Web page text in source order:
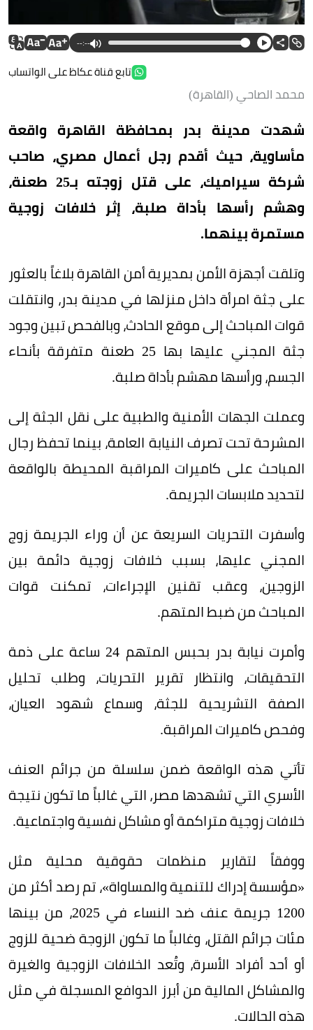
--:--
تابع قناة عكاظ على الواتساب
محمد الصاحي (القاهرة)
شهدت مدينة بدر بمحافظة القاهرة واقعة
مأساوية، حيث أقدم رجل أعمال مصري، صاحب
شركة سيراميك، على قتل زوجته بـ25 طعنة،
وهشم رأسها بأداة صلبة، إثر خلافات زوجية
مستمرة بينهما.
وتلقت أجهزة الأمن بمديرية أمن القاهرة بلاغاً بالعثور
على جثة امرأة داخل منزلها في مدينة بدر، وانتقلت
قوات المباحث إلى موقع الحادث، وبالفحص تبين وجود
جثة المجني عليها بها 25 طعنة متفرقة بأنحاء
الجسم، ورأسها مهشم بأداة صلبة.
وعملت الجهات الأمنية والطبية على نقل الجثة إلى
المشرحة تحت تصرف النيابة العامة، بينما تحفظ رجال
المباحث على كاميرات المراقبة المحيطة بالواقعة
لتحديد ملابسات الجريمة.
وأسفرت التحريات السريعة عن أن وراء الجريمة زوج
المجني عليها، بسبب خلافات زوجية دائمة بين
الزوجين، وعقب تقنين الإجراءات، تمكنت قوات
المباحث من ضبط المتهم.
وأمرت نيابة بدر بحبس المتهم 24 ساعة على ذمة
التحقيقات، وانتظار تقرير التحريات، وطلب تحليل
الصفة التشريحية للجثة، وسماع شهود العيان،
وفحص كاميرات المراقبة.
تأتي هذه الواقعة ضمن سلسلة من جرائم العنف
الأسري التي تشهدها مصر، التي غالباً ما تكون نتيجة
خلافات زوجية متراكمة أو مشاكل نفسية واجتماعية.
ووفقاً لتقارير منظمات حقوقية محلية مثل
«مؤسسة إدراك للتنمية والمساواة»، تم رصد أكثر من
1200 جريمة عنف ضد النساء في 2025، من بينها
مئات جرائم القتل، وغالباً ما تكون الزوجة ضحية للزوج
أو أحد أفراد الأسرة، وتُعد الخلافات الزوجية والغيرة
والمشاكل المالية من أبرز الدوافع المسجلة في مثل
هذه الحالات.